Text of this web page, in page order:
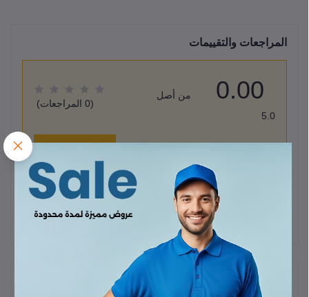
المراجعات والتقييمات
0.00
من أصل
5.0
(0 المراجعات)
لا يوجد هناك مراجعات لهذا المنتج حتى الآن.
وصف